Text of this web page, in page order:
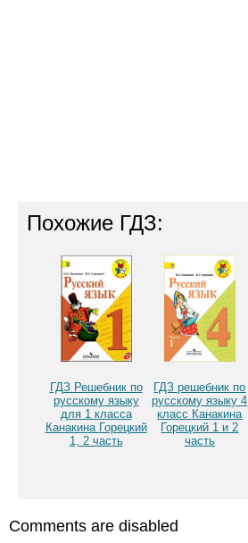
Похожие ГДЗ:
ГДЗ Решебник по
русскому языку
для 1 класса
Канакина Горецкий
1, 2 часть
ГДЗ решебник по
русскому языку 4
класс Канакина
Горецкий 1 и 2
часть
Comments are disabled